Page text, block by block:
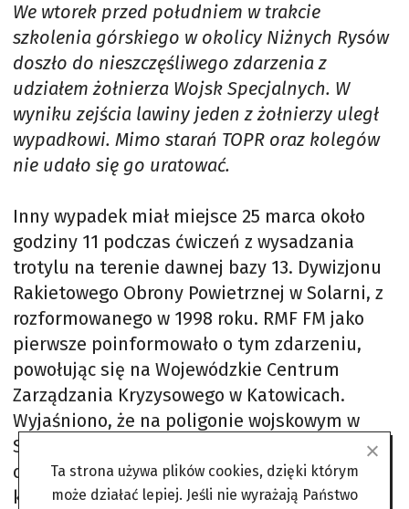
We wtorek przed południem w trakcie
szkolenia górskiego w okolicy Niżnych Rysów
doszło do nieszczęśliwego zdarzenia z
udziałem żołnierza Wojsk Specjalnych. W
wyniku zejścia lawiny jeden z żołnierzy uległ
wypadkowi. Mimo starań TOPR oraz kolegów
nie udało się go uratować.
Inny wypadek miał miejsce 25 marca około
godziny 11 podczas ćwiczeń z wysadzania
trotylu na terenie dawnej bazy 13. Dywizjonu
Rakietowego Obrony Powietrznej w Solarni, z
rozformowanego w 1998 roku. RMF FM jako
pierwsze poinformowało o tym zdarzeniu,
powołując się na Wojewódzkie Centrum
Zarządzania Kryzysowego w Katowicach.
Wyjaśniono, że na poligonie wojskowym w
Solarni działania zabezpieczał zastęp z
ciężkim samochodem gaśniczym oraz dwie
karetki wojskowe, jednak po przybyciu
Ta strona używa plików cookies, dzięki którym
może działać lepiej. Jeśli nie wyrażają Państwo